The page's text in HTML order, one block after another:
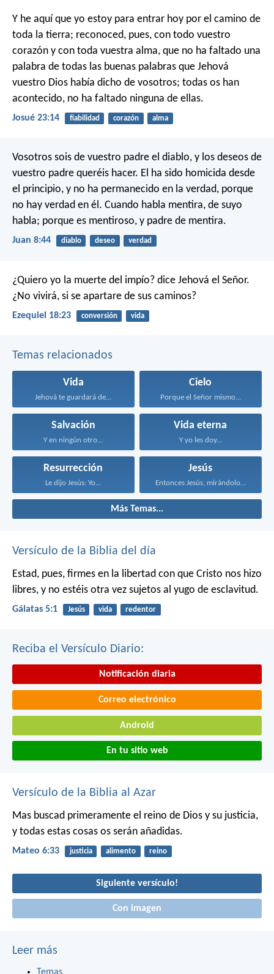
Y he aquí que yo estoy para entrar hoy por el camino de
toda la tierra; reconoced, pues, con todo vuestro
corazón y con toda vuestra alma, que no ha faltado una
palabra de todas las buenas palabras que Jehová
vuestro Dios había dicho de vosotros; todas os han
acontecido, no ha faltado ninguna de ellas.
Josué 23:14 fiabilidad corazón alma
Vosotros sois de vuestro padre el diablo, y los deseos de
vuestro padre queréis hacer. El ha sido homicida desde
el principio, y no ha permanecido en la verdad, porque
no hay verdad en él. Cuando habla mentira, de suyo
habla; porque es mentiroso, y padre de mentira.
Juan 8:44 diablo deseo verdad
¿Quiero yo la muerte del impío? dice Jehová el Señor.
¿No vivirá, si se apartare de sus caminos?
Ezequiel 18:23 conversión vida
Temas relacionados
Vida
Jehová te guardará de...
Cielo
Porque el Señor mismo...
Salvación
Y en ningún otro...
Vida eterna
Y yo les doy...
Resurrección
Le dijo Jesús: Yo...
Jesús
Entonces Jesús, mirándolos, dijo...
Más Temas...
Versículo de la Biblia del día
Estad, pues, firmes en la libertad con que Cristo nos hizo
libres, y no estéis otra vez sujetos al yugo de esclavitud.
Gálatas 5:1 Jesús vida redentor
Reciba el Versículo Diario:
Notificación diaria
Correo electrónico
Android
En tu sitio web
Versículo de la Biblia al Azar
Mas buscad primeramente el reino de Dios y su justicia,
y todas estas cosas os serán añadidas.
Mateo 6:33 justicia alimento reino
Siguiente versículo!
Con imagen
Leer más